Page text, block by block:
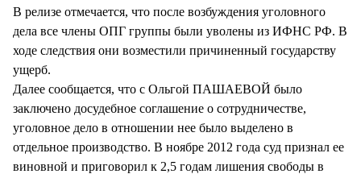
В релизе отмечается, что после возбуждения уголовного
дела все члены ОПГ группы были уволены из ИФНС РФ. В
ходе следствия они возместили причиненный государству
ущерб.
Далее сообщается, что с Ольгой ПАШАЕВОЙ было
заключено досудебное соглашение о сотрудничестве,
уголовное дело в отношении нее было выделено в
отдельное производство. В ноябре 2012 года суд признал ее
виновной и приговорил к 2,5 годам лишения свободы в